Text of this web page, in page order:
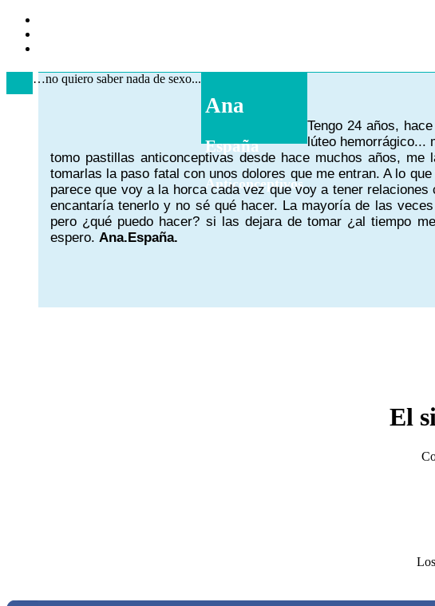
…no quiero saber nada de sexo...
Ana
España
Anticonceptivos
Tengo 24 años,
lúteo hemorrágico...
tomo pastillas anticonceptivas desde hace muchos años,
tomarlas la paso fatal con unos dolores que me entran. A lo
parece que voy a la horca cada vez que voy a tener
encantaría tenerlo y no sé qué hacer. La mayoría de las
pero ¿qué puedo hacer? si las dejara de tomar ¿al tiempo
espero. Ana.España.
El